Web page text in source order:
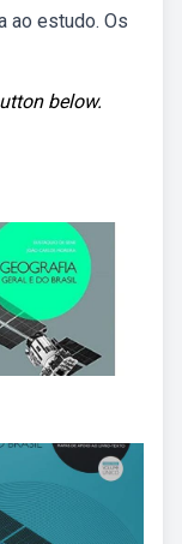
ao estudo. Os
below.